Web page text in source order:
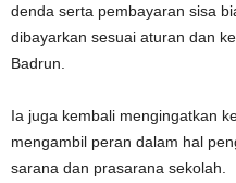
denda serta pembayaran sisa
dibayarkan sesuai aturan dan
Badrun.
Ia juga kembali mengingatkan
mengambil peran dalam hal
sarana dan prasarana sekolah.